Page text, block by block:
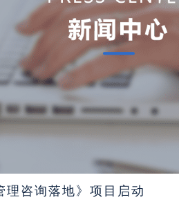
理咨询落地》项目启动